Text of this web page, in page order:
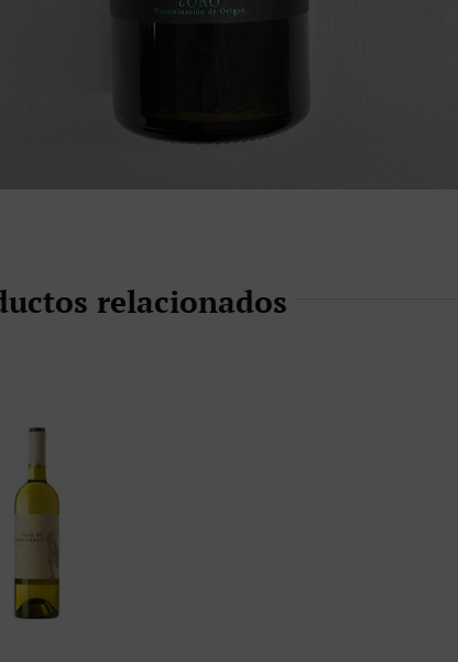
relacionados